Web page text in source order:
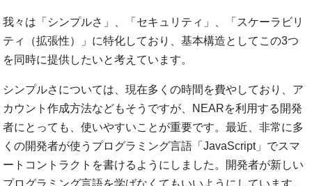
我々は「シンプルさ」、「セキュリティ」、「スケーラビリ
ティ（拡張性）」に特化しており、基本構造としてこの3つ
を同時に提供したいと考えています。
シンプルさについては、現在多くの時間を費やしており、ア
カウント作成方法などもそうですが、NEARを利用する開発
者にとっても、使いやすいことが重要です。最近、非常に多
くの開発者が使うプログラミング言語「JavaScript」でスマ
ートコントラクトを書けるようにしました。開発者が新しい